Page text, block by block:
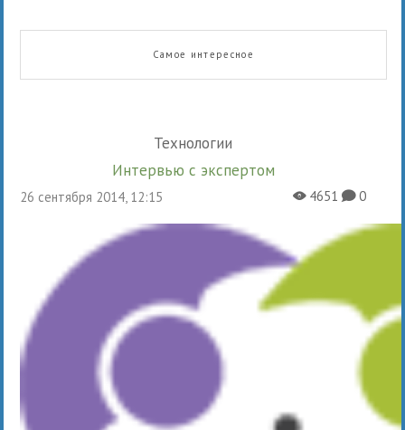
Самое интересное
Технологии
Интервью с экспертом
26 сентября 2014, 12:15 X4651K0